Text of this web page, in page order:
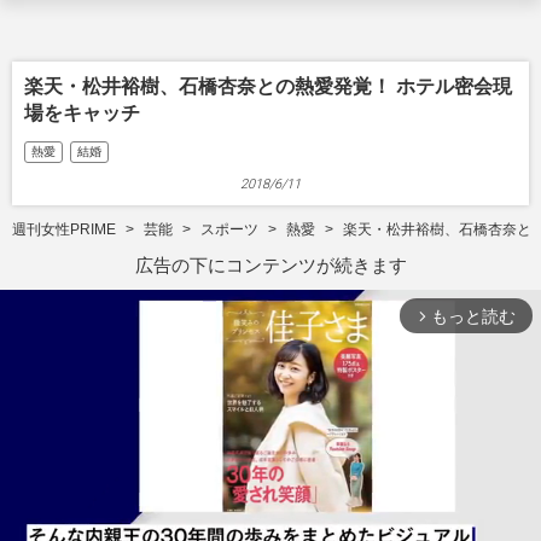
楽天・松井裕樹、石橋杏奈との熱愛発覚！ ホテル密会現
場をキャッチ
熱愛 結婚
2018/6/11
週刊女性PRIME 芸能 スポーツ 熱愛 楽天・松井裕樹、石橋杏奈と
広告の下にコンテンツが続きます
arrow_forward_ios もっと読む